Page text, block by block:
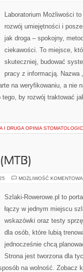
Laboratorium Możliwości
rozwój umiejętności i
jak droga – spokojny,
ciekawości. To miejsce,
skuteczniej, budować
pracy z informacją. Nazwa
na weryfikowaniu, a nie
tego, by rozwój traktować
I DRUGA OPINIA
MOŻLIWOŚĆ
Szlaki-Rowerowe.pl to
łączy w jednym miejscu
wskazówki oraz testy
dla osób, które lubią
jednocześnie chcą
Strona jest tworzona dla
na wolność. Zobacz